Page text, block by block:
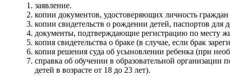
заявление.
копии документов, удостоверяющих личность граждан
копии свидетельств о рождении детей, паспортов для
документы, подтверждающие регистрацию по месту
копия свидетельства о браке (в случае, если брак
копия решения суда об усыновлении ребенка (при
справка об обучении в образовательной
детей в возрасте от 18 до 23 лет).